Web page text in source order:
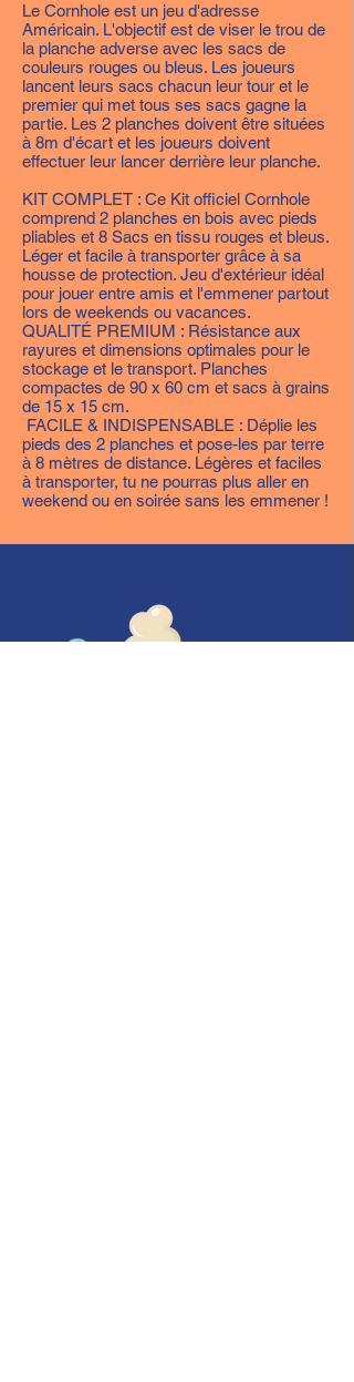
Le Cornhole est un jeu d'adresse
Américain. L'objectif est de viser le trou de
la planche adverse avec les sacs de
couleurs rouges ou bleus. Les joueurs
lancent leurs sacs chacun leur tour et le
premier qui met tous ses sacs gagne la
partie. Les 2 planches doivent être situées
à 8m d'écart et les joueurs doivent
effectuer leur lancer derrière leur planche.​
KIT COMPLET : Ce Kit officiel Cornhole
comprend 2 planches en bois avec pieds
pliables et 8 Sacs en tissu rouges et bleus.
Léger et facile à transporter grâce à sa
housse de protection. Jeu d'extérieur idéal
pour jouer entre amis et l'emmener partout
lors de weekends ou vacances.
QUALITÉ PREMIUM : Résistance aux
rayures et dimensions optimales pour le
stockage et le transport. Planches
compactes de 90 x 60 cm et sacs à grains
de 15 x 15 cm.
FACILE & INDISPENSABLE : Déplie les
pieds des 2 planches et pose-les par terre
à 8 mètres de distance. Légères et faciles
à transporter, tu ne pourras plus aller en
weekend ou en soirée sans les emmener !